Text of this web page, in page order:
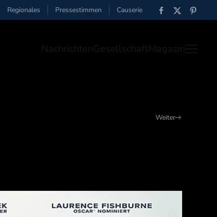
Regionales Pressestimmen Causerie
NachrichtenGesellschaftMagazin
Weiter